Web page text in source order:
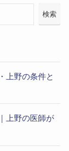
検索
上野の条件と
上野の医師が